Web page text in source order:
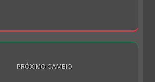
PRÓXIMO CAMBIO